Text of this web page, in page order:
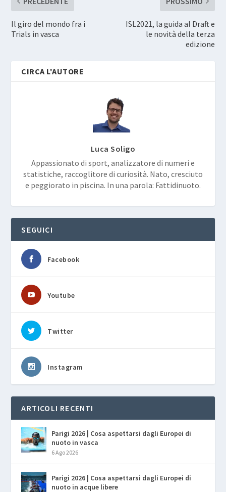
Il giro del mondo fra i
Trials in vasca
ISL2021, la guida al Draft e
le novità della terza
edizione
CIRCA L'AUTORE
Luca Soligo
Appassionato di sport, analizzatore di numeri e
statistiche, raccoglitore di curiosità. Nato, cresciuto
e peggiorato in piscina. In una parola: Fattidinuoto.
SEGUICI
Facebook
Youtube
Twitter
Instagram
ARTICOLI RECENTI
Parigi 2026 | Cosa aspettarsi dagli Europei di
nuoto in vasca
6 Ago 2026
Parigi 2026 | Cosa aspettarsi dagli Europei di
nuoto in acque libere